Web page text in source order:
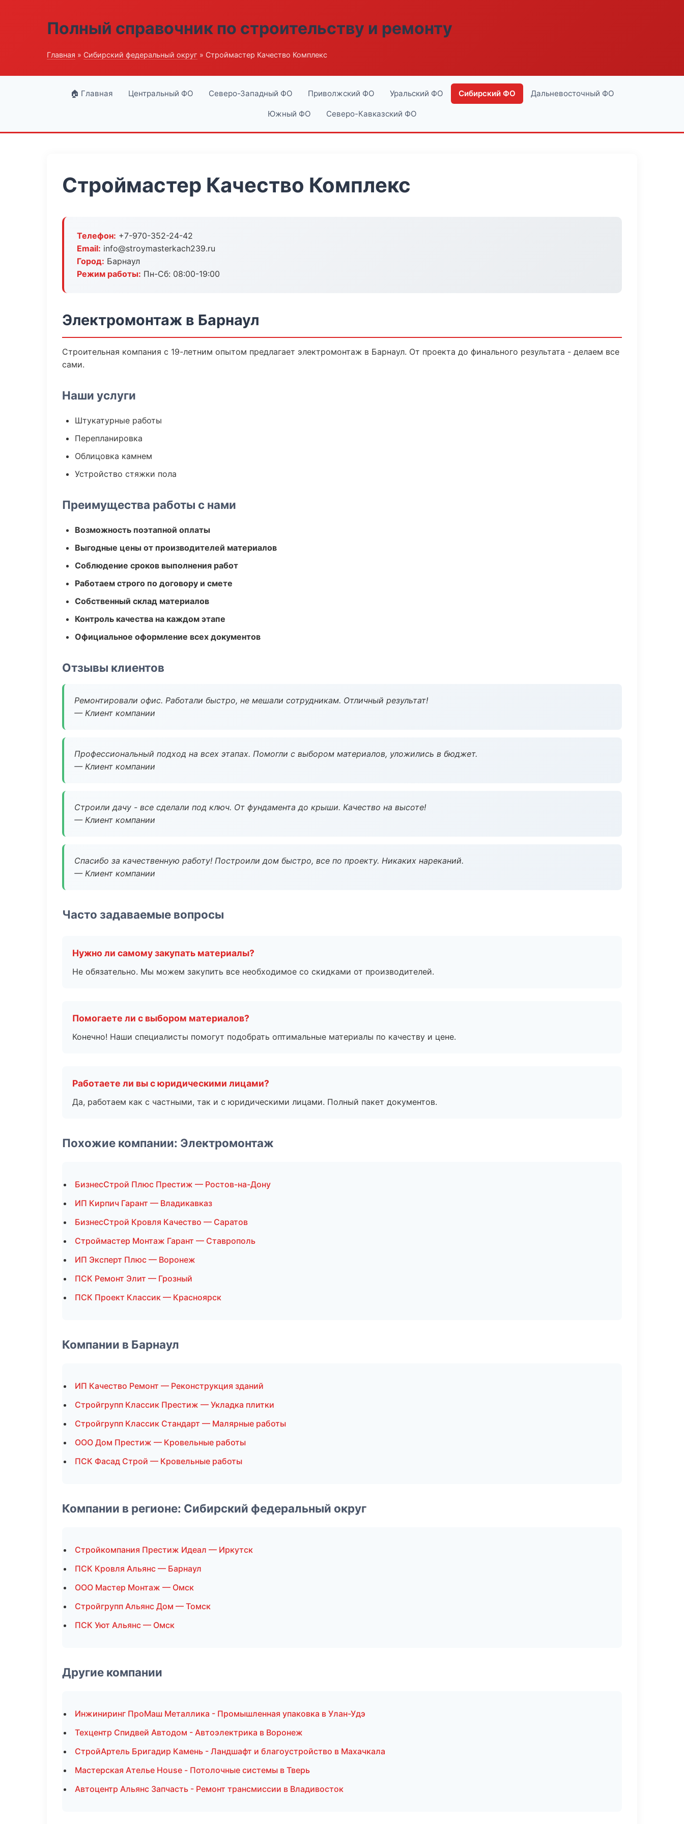
Полный справочник по строительству и ремонту
Главная » Сибирский федеральный округ » Строймастер Качество Комплекс
🏠 Главная Центральный ФО Северо-Западный ФО Приволжский ФО Уральский ФО Сибирский ФО Дальневосточный ФО
Южный ФО Северо-Кавказский ФО
Строймастер Качество Комплекс
Телефон: +7-970-352-24-42
Email: info@stroymasterkach239.ru
Город: Барнаул
Режим работы: Пн-Сб: 08:00-19:00
Электромонтаж в Барнаул
Строительная компания с 19-летним опытом предлагает электромонтаж в Барнаул. От проекта до финального результата - делаем все
сами.
Наши услуги
Штукатурные работы
Перепланировка
Облицовка камнем
Устройство стяжки пола
Преимущества работы с нами
Возможность поэтапной оплаты
Выгодные цены от производителей материалов
Соблюдение сроков выполнения работ
Работаем строго по договору и смете
Собственный склад материалов
Контроль качества на каждом этапе
Официальное оформление всех документов
Отзывы клиентов
Ремонтировали офис. Работали быстро, не мешали сотрудникам. Отличный результат!
— Клиент компании
Профессиональный подход на всех этапах. Помогли с выбором материалов, уложились в бюджет.
— Клиент компании
Строили дачу - все сделали под ключ. От фундамента до крыши. Качество на высоте!
— Клиент компании
Спасибо за качественную работу! Построили дом быстро, все по проекту. Никаких нареканий.
— Клиент компании
Часто задаваемые вопросы
Нужно ли самому закупать материалы?
Не обязательно. Мы можем закупить все необходимое со скидками от производителей.
Помогаете ли с выбором материалов?
Конечно! Наши специалисты помогут подобрать оптимальные материалы по качеству и цене.
Работаете ли вы с юридическими лицами?
Да, работаем как с частными, так и с юридическими лицами. Полный пакет документов.
Похожие компании: Электромонтаж
БизнесСтрой Плюс Престиж — Ростов-на-Дону
ИП Кирпич Гарант — Владикавказ
БизнесСтрой Кровля Качество — Саратов
Строймастер Монтаж Гарант — Ставрополь
ИП Эксперт Плюс — Воронеж
ПСК Ремонт Элит — Грозный
ПСК Проект Классик — Красноярск
Компании в Барнаул
ИП Качество Ремонт — Реконструкция зданий
Стройгрупп Классик Престиж — Укладка плитки
Стройгрупп Классик Стандарт — Малярные работы
ООО Дом Престиж — Кровельные работы
ПСК Фасад Строй — Кровельные работы
Компании в регионе: Сибирский федеральный округ
Стройкомпания Престиж Идеал — Иркутск
ПСК Кровля Альянс — Барнаул
ООО Мастер Монтаж — Омск
Стройгрупп Альянс Дом — Томск
ПСК Уют Альянс — Омск
Другие компании
Инжиниринг ПроМаш Металлика - Промышленная упаковка в Улан-Удэ
Техцентр Спидвей Автодом - Автоэлектрика в Воронеж
СтройАртель Бригадир Камень - Ландшафт и благоустройство в Махачкала
Мастерская Ателье House - Потолочные системы в Тверь
Автоцентр Альянс Запчасть - Ремонт трансмиссии в Владивосток